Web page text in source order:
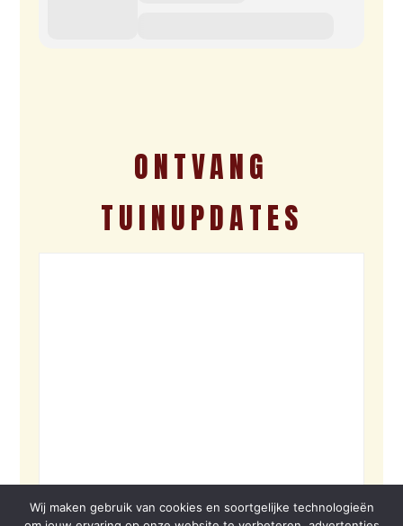
ONTVANG
TUINUPDATES
Wij maken gebruik van cookies en soortgelijke technologieën